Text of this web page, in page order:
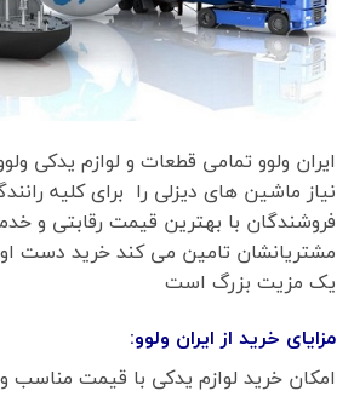
ایران ولوو تمامی قطعات و لوازم یدکی
نیاز ماشین های دیزلی را برای کلیه
فروشندگان با بهترین قیمت رقابتی و
مشتریانشان تامین می کند خرید دست
یک مزیت بزرگ است
مزایای خرید از ایران ولوو:
امکان خرید لوازم یدکی با قیمت مناسب